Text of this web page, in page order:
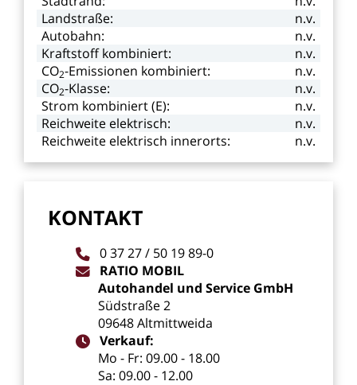
Landstraße:
n.v.
Autobahn:
n.v.
Kraftstoff kombiniert:
n.v.
CO2-Emissionen kombiniert:
n.v.
CO2-Klasse:
n.v.
Strom kombiniert(E):
n.v.
Reichweite elektrisch:
n.v.
Reichweite elektrisch innerorts: n.v.
KONTAKT
03727/ 50 1989-0
RATIO MOBIL
Autohandel und Service GmbH
Südstraße2
09648Altmittweida
Verkauf:
Mo - Fr: 09.00- 18.00
Sa: 09.00- 12.00